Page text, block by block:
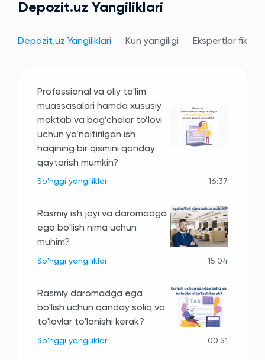
Depozit.uz Yangiliklari
Depozit.uz Yangiliklari Kun yangiligi Ekspertlar fikri
Professional va oliy ta'lim
muassasalari hamda xususiy
maktab va bog’chalar to’lovi
uchun yo’naltirilgan ish
haqining bir qismini qanday
qaytarish mumkin?
So'nggi yangiliklar 16:37
Rasmiy ish joyi va daromadga
ega bo'lish nima uchun
muhim?
So'nggi yangiliklar 15:04
Rasmiy daromadga ega
bo'lish uchun qanday soliq va
to'lovlar to'lanishi kerak?
So'nggi yangiliklar 00:51